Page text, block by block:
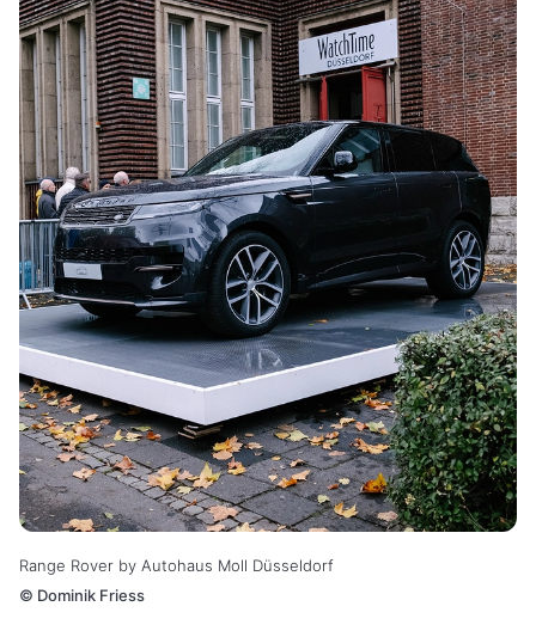
Range Rover by Autohaus Moll Düsseldorf
© Dominik Friess